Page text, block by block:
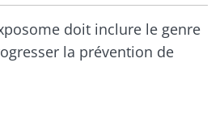
doit inclure le genre
la prévention de